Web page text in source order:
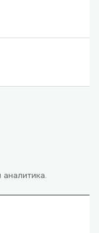
аналитика.